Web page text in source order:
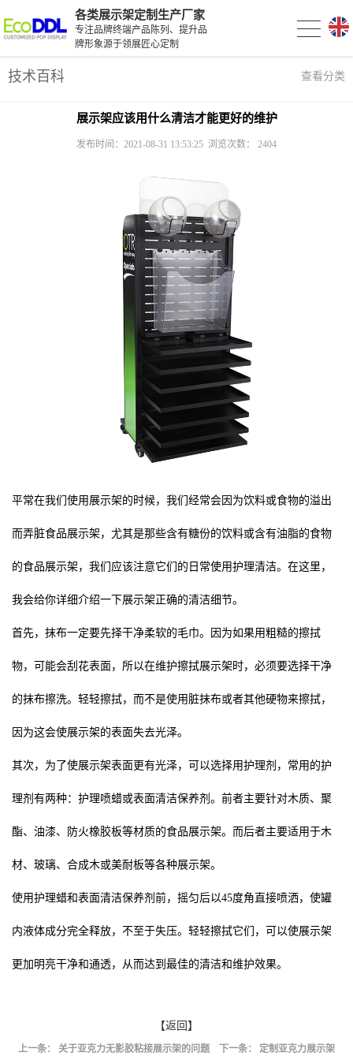
各类展示架定制生产厂家
专注品牌终端产品陈列、提升品
牌形象源于领展匠心定制
技术百科 查看分类
展示架应该用什么清洁才能更好的维护
发布时间：2021-08-31 13:53:25 浏览次数： 2404
平常在我们使用展示架的时候，我们经常会因为饮料或食物的溢出
而弄脏食品展示架，尤其是那些含有糖份的饮料或含有油脂的食物
的食品展示架，我们应该注意它们的日常使用护理清洁。在这里，
我会给你详细介绍一下展示架正确的清洁细节。
首先，抹布一定要先择干净柔软的毛巾。因为如果用粗糙的擦拭
物，可能会刮花表面，所以在维护擦拭展示架时，必须要选择干净
的抹布擦洗。轻轻擦拭，而不是使用脏抹布或者其他硬物来擦拭，
因为这会使展示架的表面失去光泽。
其次，为了使展示架表面更有光泽，可以选择用护理剂，常用的护
理剂有两种：护理喷蜡或表面清洁保养剂。前者主要针对木质、聚
酯、油漆、防火橡胶板等材质的食品展示架。而后者主要适用于木
材、玻璃、合成木或美耐板等各种展示架。
使用护理蜡和表面清洁保养剂前，摇匀后以45度角直接喷洒，使罐
内液体成分完全释放，不至于失压。轻轻擦拭它们，可以使展示架
更加明亮干净和通透，从而达到最佳的清洁和维护效果。
【返回】
上一条： 关于亚克力无影胶粘接展示架的问题 下一条： 定制亚克力展示架